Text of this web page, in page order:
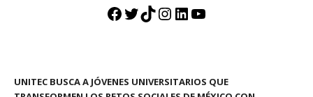
Facebook
Twitter
TikTok
Instagram
LinkedIn
YouTube
UNITEC BUSCA A JÓVENES UNIVERSITARIOS QUE